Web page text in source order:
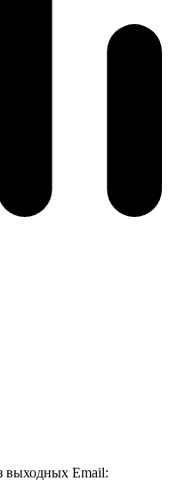
выходных Email: